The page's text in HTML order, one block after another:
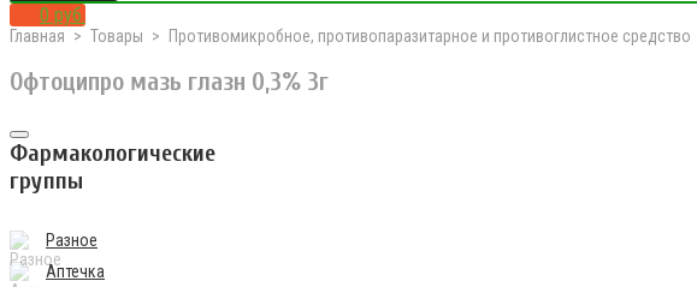
0 руб.
Главная Товары Противомикробное, противопаразитарное и противоглистное средство
Офтоципро мазь глазн 0,3% 3г
Фармакологические
группы
Разное
Аптечка